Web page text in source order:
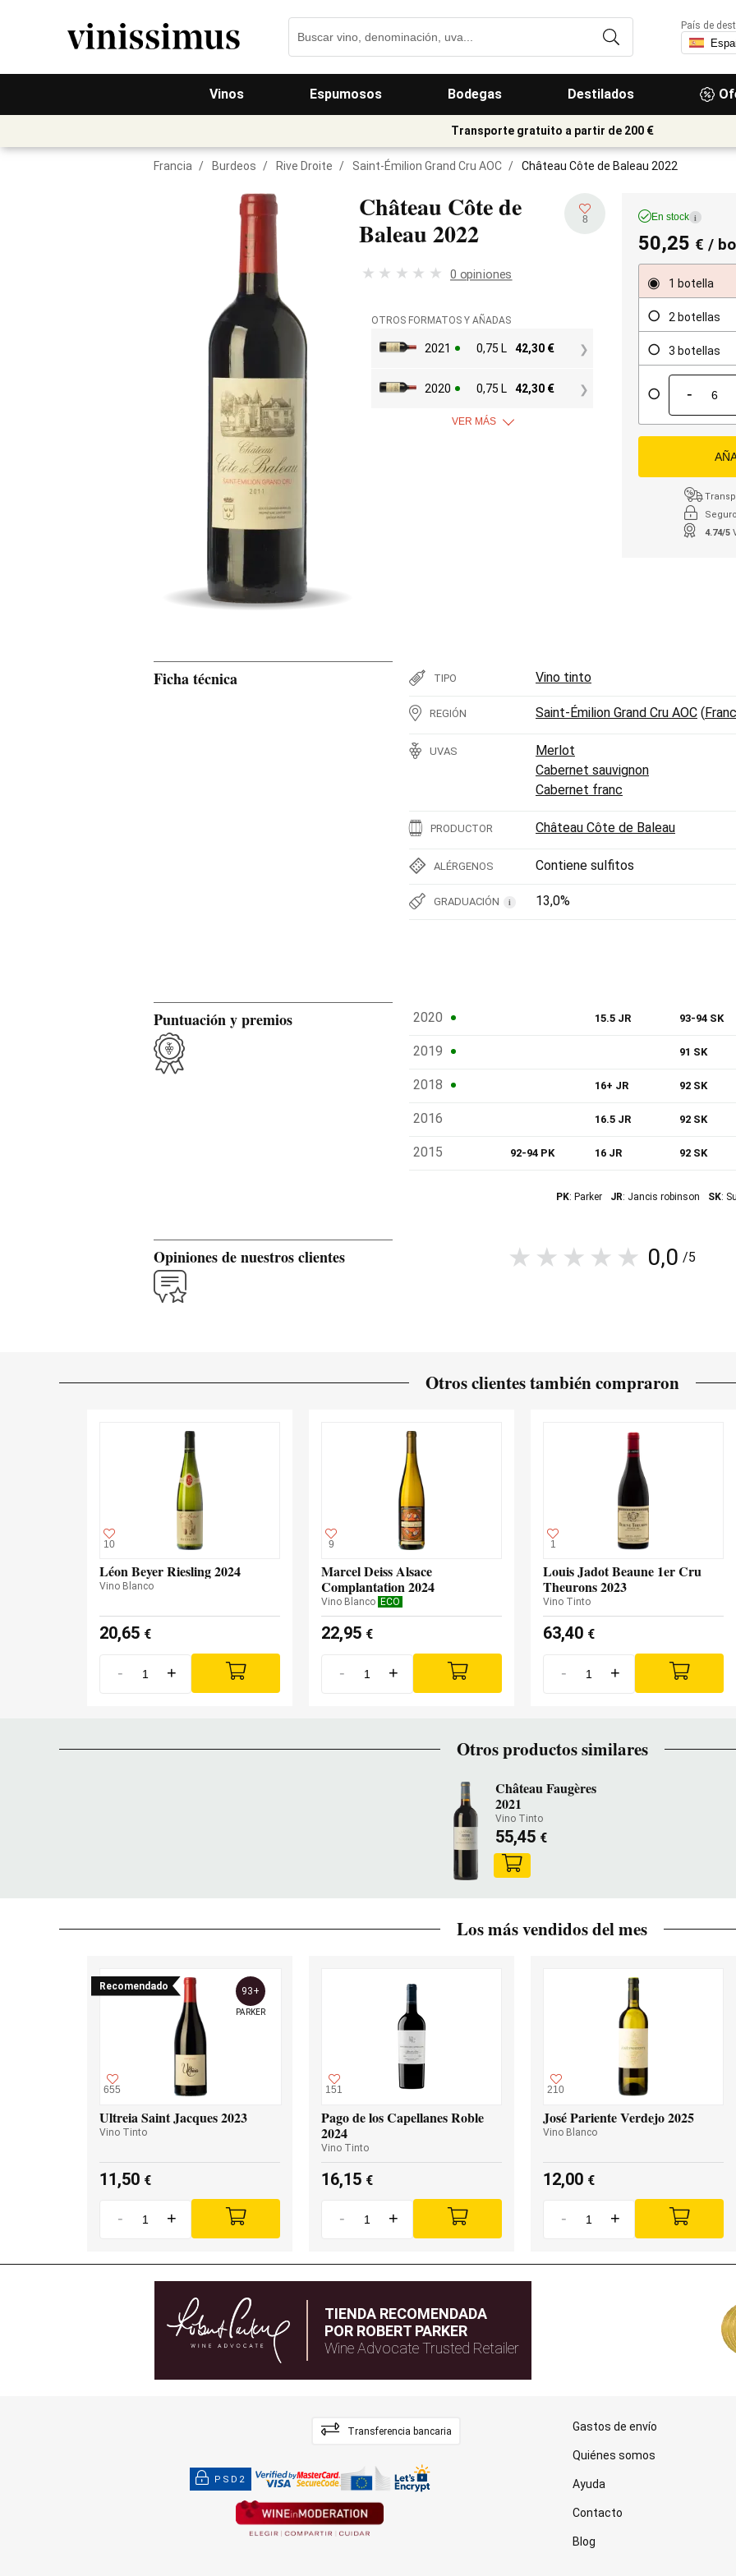
Vinos Espumosos Bodegas Destilados
País de
Transporte gratuito a partir de 200 €
Francia / Burdeos / Rive Droite / Saint-Émilion Grand Cru AOC / Château Côte de Baleau 2022
Château Côte de
Baleau2022 8
0 opiniones
OTROS FORMATOS Y AÑADAS
2021 0,75 L 42,30 €
2020 0,75 L 42,30 €
VER MÁS
En stock i
50,25 € /
1 botella
2 botellas
3 botellas
-
4.74/5
Ficha técnica TIPO Vino tinto
REGIÓN Saint-Émilion Grand Cru AOC (
UVAS
Merlot
Cabernet sauvignon
Cabernet franc
PRODUCTOR Château Côte de Baleau
ALÉRGENOS Contiene sulfitos
GRADUACIÓN i 13,0%
Puntuación y premios 2020 15.5 JR 93-94 SK
2019 91 SK
2018 16+ JR 92 SK
2016 16.5 JR 92 SK
2015 92-94 PK 16 JR 92 SK
PK: Parker JR: Jancis robinson SK:
Opiniones de nuestros clientes 0,0 /5
Otros clientes también compraron
10
Léon Beyer Riesling 2024
Vino Blanco
20,65 €
- +
9
Marcel Deiss Alsace
Complantation 2024
Vino Blanco ECO
22,95 €
- +
1
Louis Jadot Beaune 1er Cru
Theurons 2023
Vino Tinto
63,40 €
- +
Otros productos similares
Château Faugères
2021
Vino Tinto
55,45 €
Los más vendidos del mes
Recomendado
655
93+
PARKER
Ultreia Saint Jacques 2023
Vino Tinto
11,50 €
- +
151
Pago de los Capellanes Roble
2024
Vino Tinto
16,15 €
- +
210
José Pariente Verdejo 2025
Vino Blanco
12,00 €
- +
TIENDA RECOMENDADA
POR ROBERT PARKER
Wine Advocate Trusted Retailer
Transferencia bancaria
PSD2
Gastos de envío
Quiénes somos
Ayuda
Contacto
Blog